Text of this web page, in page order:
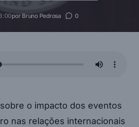
por Bruno Pedrosa 0
o impacto dos eventos
nas relações internacionais